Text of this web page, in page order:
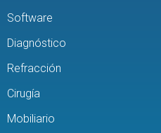
Software
Diagnóstico
Refracción
Cirugía
Mobiliario